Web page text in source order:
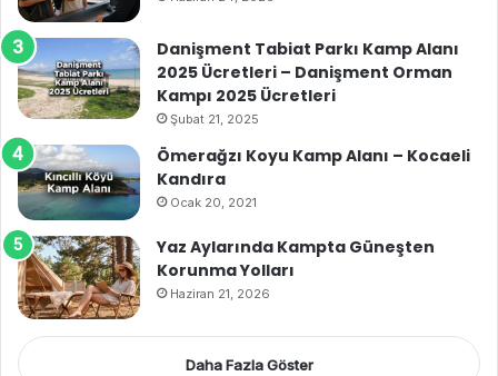
Danişment Tabiat Parkı Kamp Alanı
2025 Ücretleri – Danişment Orman
Kampı 2025 Ücretleri
Şubat 21, 2025
Ömerağzı Koyu Kamp Alanı – Kocaeli
Kandıra
Ocak 20, 2021
Yaz Aylarında Kampta Güneşten
Korunma Yolları
Haziran 21, 2026
Daha Fazla Göster